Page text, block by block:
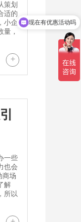
策划
适的
小企
，
+
一些
也会
商场
解
所以
现在有优惠活动吗